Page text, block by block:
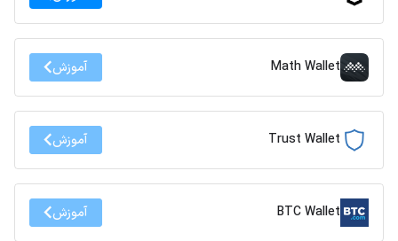
Math Wallet آموزش
Trust Wallet آموزش
BTC Wallet آموزش